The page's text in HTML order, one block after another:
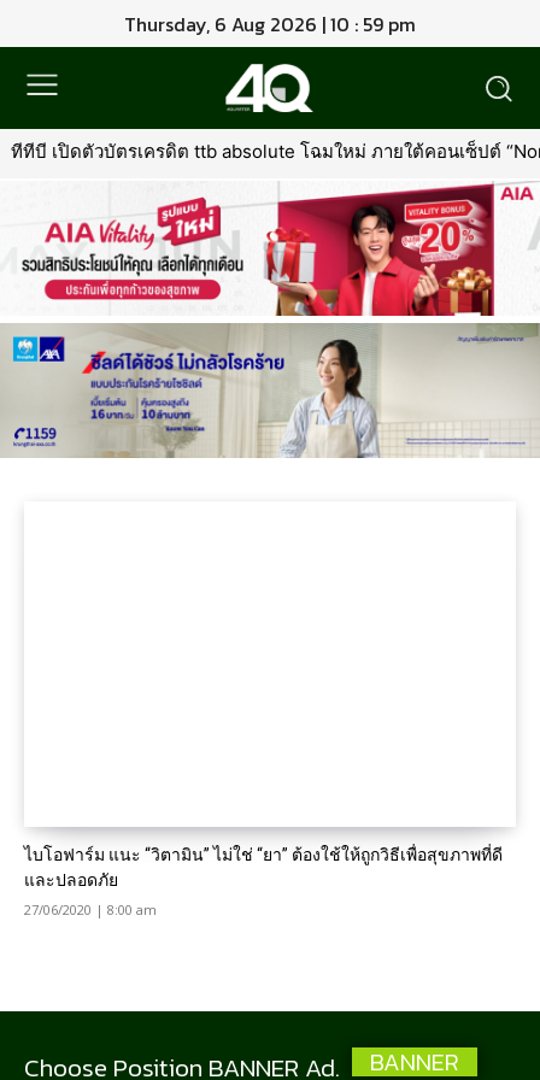
Thursday, 6 Aug 2026 | 10 : 59 pm
ทีบี เปิดตัวบัตรเครดิต ttb absolute โฉมใหม่ ภายใต้คอนเซ็ปต์
ไบโอฟาร์ม แนะ “วิตามิน” ไม่ใช่ “ยา” ต้องใช้ให้ถูกวิธีเพื่อสุขภาพที่ดี
และปลอดภัย
27/06/2020 | 8:00 am
Choose Position BANNER Ad. BANNER